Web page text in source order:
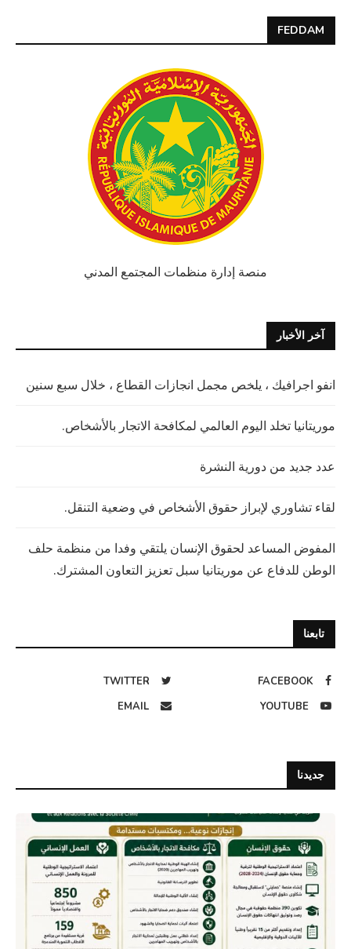
FEDDAM
منصة إدارة منظمات المجتمع المدني
آخر الأخبار
انفو اجرافيك ، يلخص مجمل انجازات القطاع ، خلال سبع سنين
موريتانيا تخلد اليوم العالمي لمكافحة الاتجار بالأشخاص.
عدد جديد من دورية النشرة
لقاء تشاوري لإبراز حقوق الأشخاص في وضعية التنقل.
المفوض المساعد لحقوق الإنسان يلتقي وفدا من منظمة حلف
الوطن للدفاع عن موريتانيا سبل تعزيز التعاون المشترك.
تابعنا
FACEBOOK
TWITTER
YOUTUBE
EMAIL
جديدنا